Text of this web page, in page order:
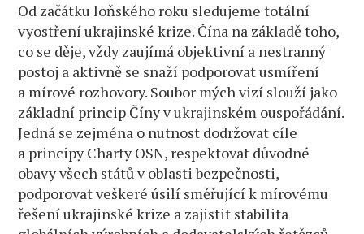
Od začátku loňského roku sledujeme totální
vyostření ukrajinské krize. Čína na základě toho,
co se děje, vždy zaujímá objektivní a nestranný
postoj a aktivně se snaží podporovat usmíření
a mírové rozhovory. Soubor mých vizí slouží jako
základní princip Číny v ukrajinském ouspořádání.
Jedná se zejména o nutnost dodržovat cíle
a principy Charty OSN, respektovat důvodné
obavy všech států v oblasti bezpečnosti,
podporovat veškeré úsilí směřující k mírovému
řešení ukrajinské krize a zajistit stabilita